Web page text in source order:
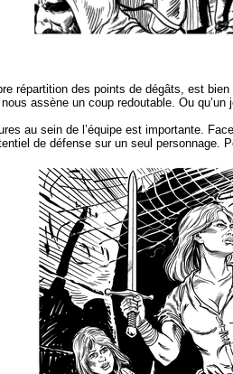
répartition des points de dégâts, est
assène un coup redoutable. Ou
au sein de l’équipe est importante.
de défense sur un seul